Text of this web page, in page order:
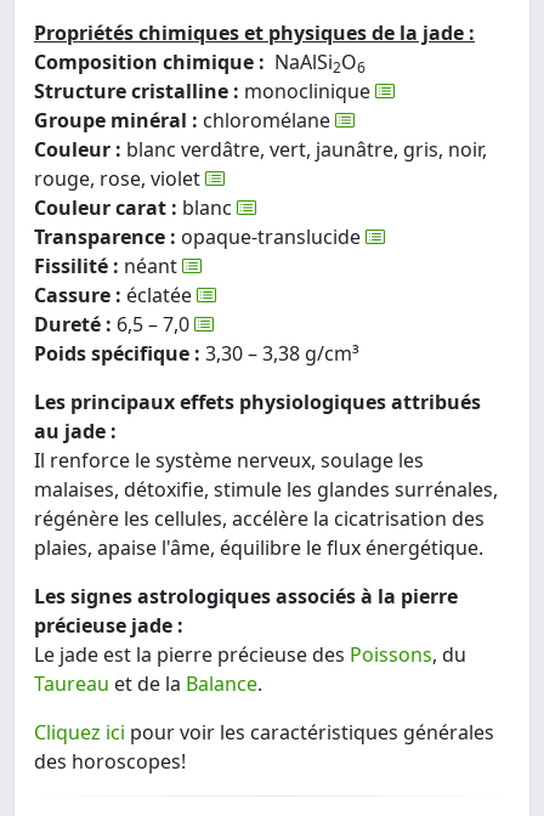
Propriétés chimiques et physiques de la jade :
Composition chimique : NaAlSi2O6
Structure cristalline : monoclinique
Groupe minéral : chloromélane
Couleur : blanc verdâtre, vert, jaunâtre, gris, noir,
rouge, rose, violet
Couleur carat : blanc
Transparence : opaque-translucide
Fissilité : néant
Cassure : éclatée
Dureté : 6,5 – 7,0
Poids spécifique : 3,30 – 3,38 g/cm³
Les principaux effets physiologiques attribués
au jade :
Il renforce le système nerveux, soulage les
malaises, détoxifie, stimule les glandes surrénales,
régénère les cellules, accélère la cicatrisation des
plaies, apaise l'âme, équilibre le flux énergétique.
Les signes astrologiques associés à la pierre
précieuse jade :
Le jade est la pierre précieuse des Poissons, du
Taureau et de la Balance.
Cliquez ici pour voir les caractéristiques générales
des horoscopes!